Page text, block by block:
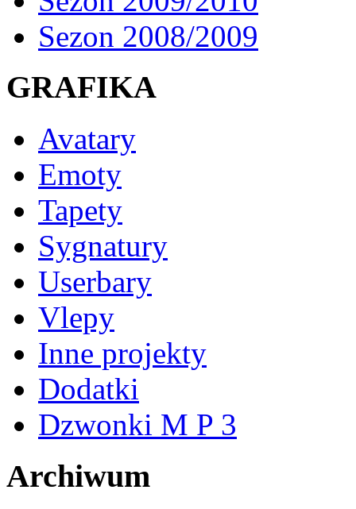
Sezon 2008/2009
GRAFIKA
Avatary
Emoty
Tapety
Sygnatury
Userbary
Vlepy
Inne projekty
Dodatki
Dzwonki M P 3
Archiwum